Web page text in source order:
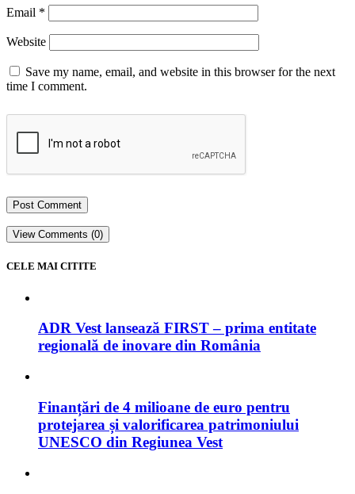
Email *
Website
Save my name, email, and website in this browser for the next
time I comment.
View Comments (0)
CELE MAI CITITE
ADR Vest lansează FIRST – prima entitate
regională de inovare din România
Finanțări de 4 milioane de euro pentru
protejarea și valorificarea patrimoniului
UNESCO din Regiunea Vest